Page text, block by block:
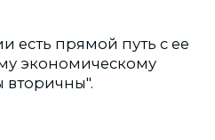
есть прямой путь с ее
экономическому
вторичны".